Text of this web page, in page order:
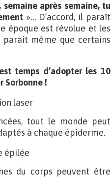
après semaine, tu
»… D’accord, il paraît
époque est révolue et les
même que certains
temps d’adopter les 10
Sorbonne !
laser
tout le monde peut
à chaque épiderme.
épilée
du corps peuvent être